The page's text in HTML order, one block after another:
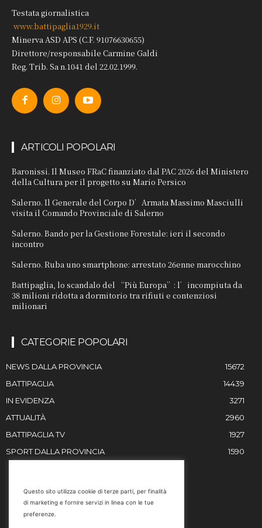
Testata giornalistica
www.battipaglia1929.it
Minerva ASD APS (C.F. 91076630655)
Direttore/responsabile Carmine Galdi
Reg. Trib. Sa n.1041 del 22.02.1999.
ARTICOLI POPOLARI
Baronissi. Il Museo FRaC finanziato dal PAC 2026 del Ministero
della Cultura per il progetto su Mario Persico
Salerno. Il Generale del Corpo D’Armata Massimo Masciulli
visita il Comando Provinciale di Salerno
Salerno. Bando per la Gestione Forestale: ieri il secondo
incontro
Salerno. Ruba uno smartphone: arrestato 26enne marocchino
Battipaglia, lo scandalo del “Più Europa”: l’incompiuta da
38 milioni ridotta a dormitorio tra rifiuti e contenziosi
milionari
CATEGORIE POPOLARI
NEWS DALLA PROVINCIA
15672
BATTIPAGLIA
14439
IN EVIDENZA
3271
ATTUALITÀ
2960
BATTIPAGLIA TV
1927
SPORT DALLA PROVINCIA
1590
Email
Questo sito utilizza cookie di terze parti, per finalità
di marketing e fornire servizi in linea con le tue
preferenze.